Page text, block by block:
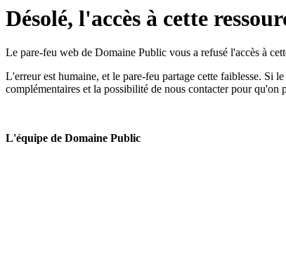
Désolé, l'accès à cette
Le pare-feu web de Domaine Public vous a refusé l'accès à
L'erreur est humaine, et le pare-feu partage cette faiblesse. Si
complémentaires et la possibilité de nous contacter pour qu'on
L'équipe de Domaine Public